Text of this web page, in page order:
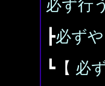
必ず行う
┣必ず
┗【 必